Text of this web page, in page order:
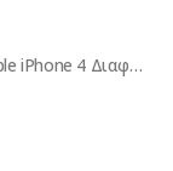
Καλυμμα Μπαταριας Για Apple iPhone 4 Διαφανο OEM